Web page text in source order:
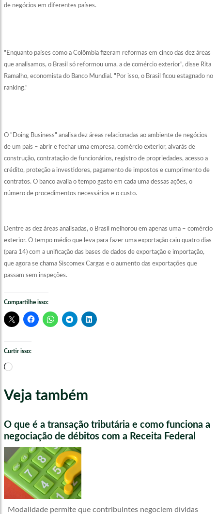
de negócios em diferentes países.
"Enquanto países como a Colômbia fizeram reformas em cinco das dez áreas
que analisamos, o Brasil só reformou uma, a de comércio exterior", disse Rita
Ramalho, economista do Banco Mundial. "Por isso, o Brasil ficou estagnado no
ranking."
O "Doing Business" analisa dez áreas relacionadas ao ambiente de negócios
de um país – abrir e fechar uma empresa, comércio exterior, alvarás de
construção, contratação de funcionários, registro de propriedades, acesso a
crédito, proteção a investidores, pagamento de impostos e cumprimento de
contratos. O banco avalia o tempo gasto em cada uma dessas ações, o
número de procedimentos necessários e o custo.
Dentre as dez áreas analisadas, o Brasil melhorou em apenas uma – comércio
exterior. O tempo médio que leva para fazer uma exportação caiu quatro dias
(para 14) com a unificação das bases de dados de exportação e importação,
que agora se chama Siscomex Cargas e o aumento das exportações que
passam sem inspeções.
Compartilhe isso:
Curtir isso:
Carregando...
Veja também
O que é a transação tributária e como funciona a
negociação de débitos com a Receita Federal
Modalidade permite que contribuintes negociem dívidas